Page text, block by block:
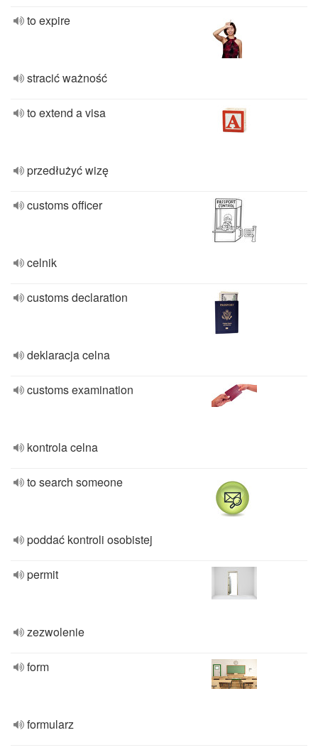
to expire
stracić ważność
to extend a visa
przedłużyć wizę
customs officer
celnik
customs declaration
deklaracja celna
customs examination
kontrola celna
to search someone
poddać kontroli osobistej
permit
zezwolenie
form
formularz